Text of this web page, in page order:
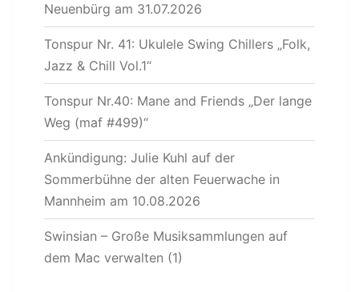
Neuenbürg am 31.07.2026
Tonspur Nr. 41: Ukulele Swing Chillers „Folk,
Jazz & Chill Vol.1“
Tonspur Nr.40: Mane and Friends „Der lange
Weg (maf #499)“
Ankündigung: Julie Kuhl auf der
Sommerbühne der alten Feuerwache in
Mannheim am 10.08.2026
Swinsian – Große Musiksammlungen auf
dem Mac verwalten (1)